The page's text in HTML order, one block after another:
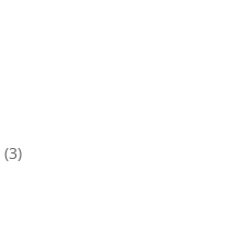
(3)